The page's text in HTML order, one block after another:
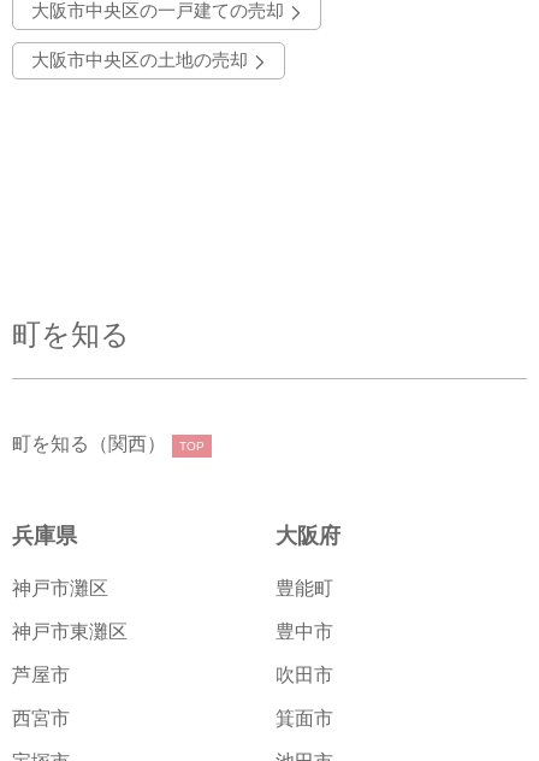
大阪市中央区の一戸建ての売却
大阪市中央区の土地の売却
町を知る
町を知る（関西） TOP
兵庫県
神戸市灘区
神戸市東灘区
芦屋市
西宮市
大阪府
豊能町
豊中市
吹田市
箕面市